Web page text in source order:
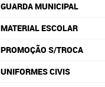
GUARDA MUNICIPAL
MATERIAL ESCOLAR
PROMOÇÃO S/TROCA
UNIFORMES CIVIS